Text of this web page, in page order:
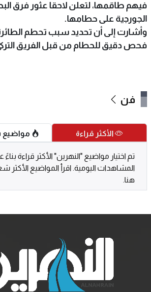
فيهم طاقمها، لتعلن لاحقا عثور فرق
الجورجية على حطامها.
وأشارت إلى أن تحديد سبب تحطم
فحص دقيق للحطام من قبل الفريق
فن
الأكثر قراءة
تم اختيار مواضيع "النهرين" الأكثر قراءة
المشاهدات اليومية. اقرأ المواضيع
هنا.